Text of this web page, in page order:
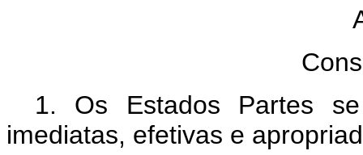
1. Os Estados Partes
imediatas, efetivas e